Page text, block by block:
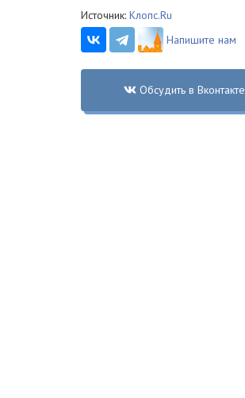
Источник: Клопс.Ru
Напишите нам
Обсудить в Вконтакте